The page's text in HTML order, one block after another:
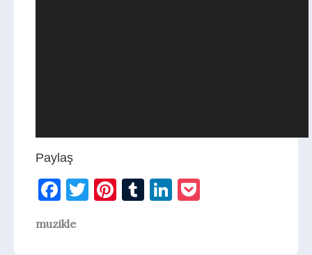
Paylaş
Facebook
TwitterPinterest
TumblrLinkedIn
muzikle